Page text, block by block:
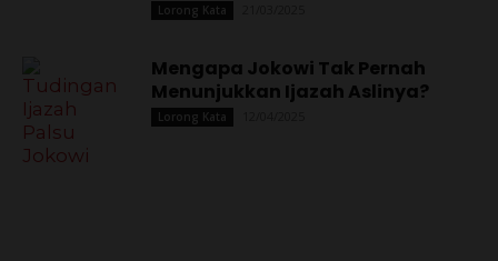
Lorong Kata
Mengapa Jokowi Tak Pernah
Menunjukkan Ijazah Aslinya?
Lorong Kata